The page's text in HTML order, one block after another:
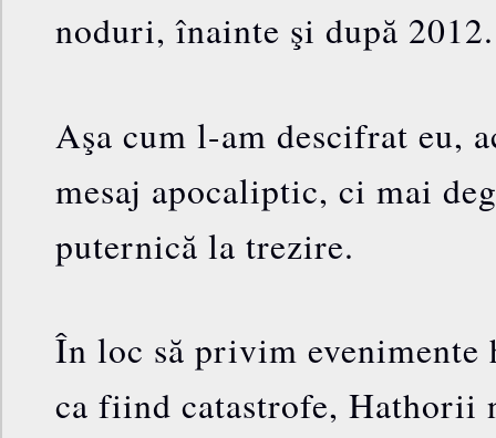
noduri, înainte şi după 2012.
Aşa cum l-am descifrat eu,
mesaj apocaliptic, ci mai
puternică la trezire.
În loc să privim evenimente
ca fiind catastrofe, Hathorii